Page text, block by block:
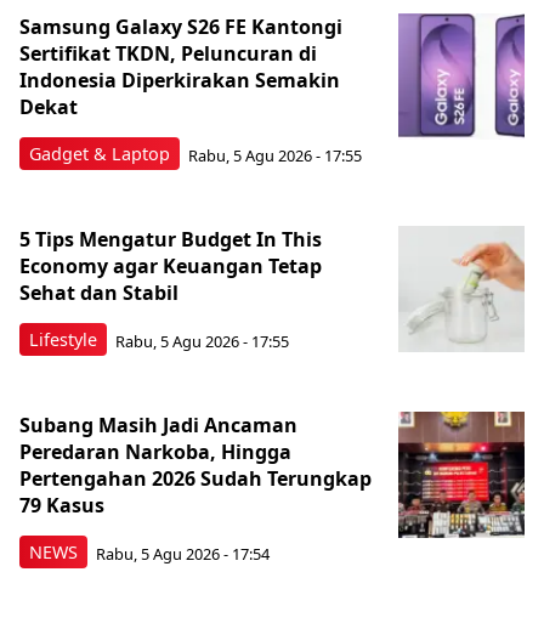
Gadget & Laptop
Samsung Galaxy S26 FE Kantongi
Sertifikat TKDN, Peluncuran di
Indonesia Diperkirakan Semakin
Dekat
Rabu, 5 Agu 2026 - 17:55
Lifestyle
5 Tips Mengatur Budget In This
Economy agar Keuangan Tetap
Sehat dan Stabil
Rabu, 5 Agu 2026 - 17:55
NEWS
Subang Masih Jadi Ancaman
Peredaran Narkoba, Hingga
Pertengahan 2026 Sudah Terungkap
79 Kasus
Rabu, 5 Agu 2026 - 17:54